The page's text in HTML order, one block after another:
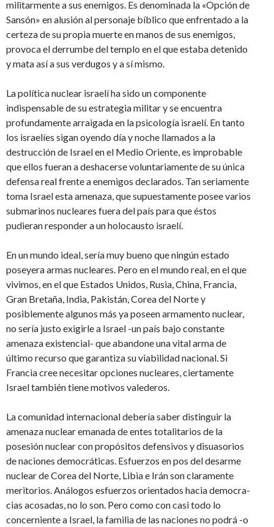
militarmente a sus enemigos. Es denominada la «Opción de
Sansón» en alusión al personaje bíblico que enfrentado a la
certeza de su propia muerte en manos de sus enemigos,
provoca el derrumbe del templo en el que estaba detenido
y mata así a sus verdugos y a sí mismo.
La política nuclear israelí ha sido un componente
indispensable de su estrategia militar y se encuentra
profundamente arraigada en la psicología israelí. En tanto
los israelíes sigan oyendo día y noche llamados a la
destrucción de Israel en el Medio Oriente, es improbable
que ellos fueran a deshacerse voluntariamente de su única
defensa real frente a enemigos declarados. Tan seriamente
toma Israel esta amenaza, que supuestamente posee varios
submarinos nucleares fuera del país para que éstos
pudieran responder a un holocausto israelí.
En un mundo ideal, sería muy bueno que ningún estado
poseyera armas nucleares. Pero en el mundo real, en el que
vivimos, en el que Estados Unidos, Rusia, China, Francia,
Gran Bretaña, India, Pakistán, Corea del Norte y
posiblemente algunos más ya poseen armamento nuclear,
no sería justo exigirle a Israel -un país bajo constante
amenaza existencial- que abandone una vital arma de
último recurso que garantiza su viabilidad nacional. Si
Francia cree necesitar opciones nucleares, ciertamente
Israel también tiene motivos valederos.
La comunidad internacional debería saber distinguir la
amenaza nuclear emanada de entes totalitarios de la
posesión nuclear con propósitos defensivos y disuasorios
de naciones democráticas. Esfuerzos en pos del desarme
nuclear de Corea del Norte, Libia e Irán son claramente
meritorios. Análogos esfuerzos orientados hacia democra­
cias acosadas, no lo son. Pero como con casi todo lo
concerniente a Israel, la familia de las naciones no podrá -o